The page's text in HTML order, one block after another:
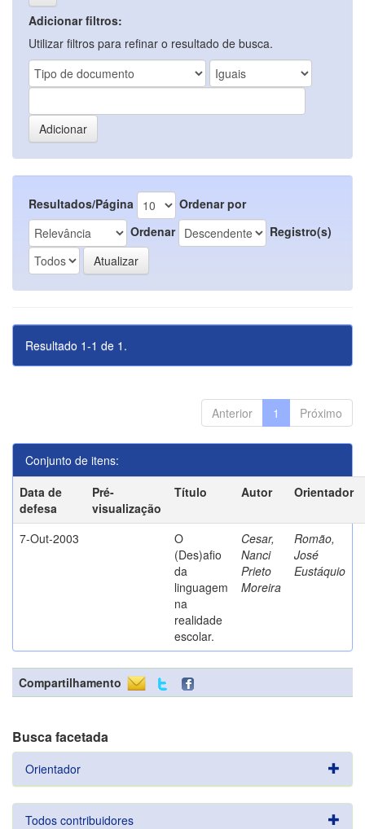
Adicionar filtros:
Utilizar filtros para refinar o resultado de busca.
Resultados/Página
Ordenar por
Ordenar
Registro(s)
Resultado 1-1 de 1.
Anterior 1 Próximo
Conjunto de itens:
Data de
defesa
Pré-
visualização
Título Autor Orientador
7-Out-2003
O
(Des)afio
da
linguagem
na
realidade
escolar.
Cesar,
Nanci
Prieto
Moreira
Romão,
José
Eustáquio
Compartilhamento
Busca facetada
Orientador
Todos contribuidores